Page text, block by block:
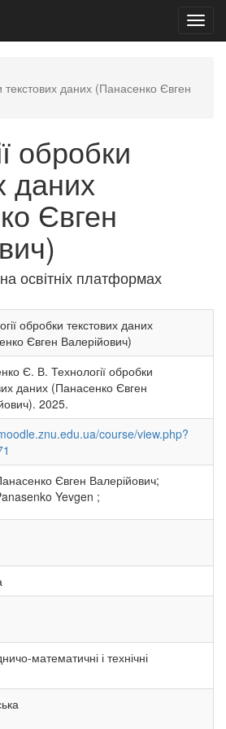
текстових даних (Панасенко Євген
обробки
даних
Євген
освітніх платформах
обробки текстових даних
Євген Валерійович)
Є. В. Технології обробки
даних (Панасенко Євген
2025.
course/view.php?
Євген Валерійович;
Yevgen ;
математичні і технічні